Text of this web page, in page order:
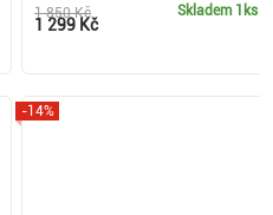
Skladem 1ks
1 850 Kč
1 299 Kč
-14%